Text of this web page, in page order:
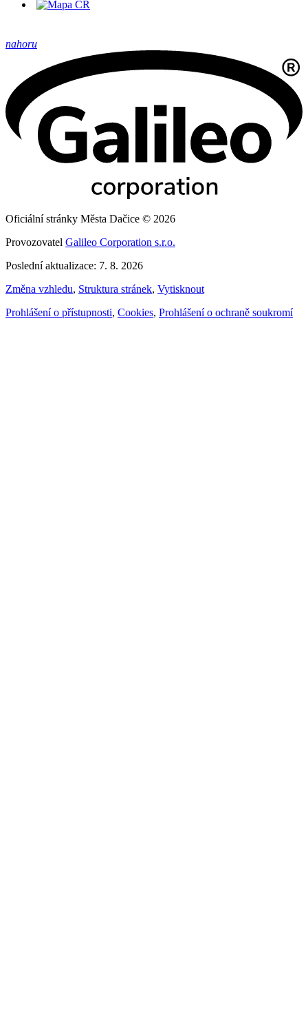
nahoru
Oficiální stránky Města Dačice © 2026
Provozovatel Galileo Corporation s.r.o.
Poslední aktualizace: 7. 8. 2026
Změna vzhledu, Struktura stránek, Vytisknout
Prohlášení o přístupnosti, Cookies, Prohlášení o ochraně soukromí